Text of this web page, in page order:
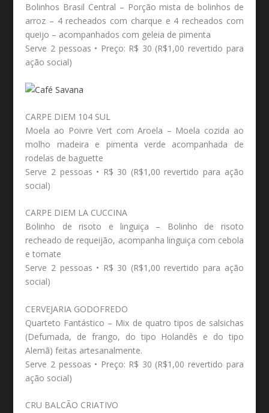
Bolinhos Brasil Central – Porção mista de bolinhos de
arroz – 4 recheados com charque e 4 recheados com
queijo – acompanhados com geleia de pimenta
Serve 2 pessoas • Preço: R$ 30 (R$1,00 revertido para
ação social)
CARPE DIEM 104 SUL
Moela ao Poivre Vert com Aroela – Moela cozida ao
molho madeira e pimenta verde acompanhada de
rodelas de baguette
Serve 2 pessoas • R$ 30 (R$1,00 revertido para ação
social)
CARPE DIEM LA CUCCINA
Bolinho de risoto e linguiça – Bolinho de risoto
recheado de requeijão, acompanha linguiça com cebola
e tomate
Serve 2 pessoas • R$ 30 (R$1,00 revertido para ação
social)
CERVEJARIA GODOFREDO
Quarteto Fantástico – Mix de quatro tipos de salsichas
(Defumada, de frango, do tipo Holandês e do tipo
Alemã) feitas artesanalmente.
Serve 2 pessoas • Preço: R$ 30 (R$1,00 revertido para
ação social)
CRU BALCÃO CRIATIVO